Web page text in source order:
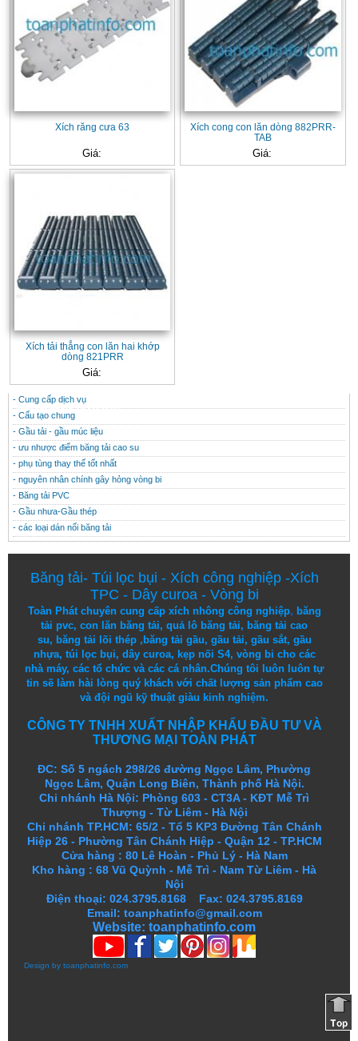
Xích răng cưa 63
Giá:
Xích cong con lăn dòng 882PRR-
TAB
Giá:
Xích tải thẳng con lăn hai khớp
dòng 821PRR
Giá:
CONTACT
THÔNG TIN HỮU ÍCH
- Cung cấp dịch vụ
- Cấu tạo chung
- Gầu tải - gầu múc liệu
- ưu nhược điểm băng tải cao su
- phụ tùng thay thế tốt nhất
- nguyên nhân chính gây hỏng vòng bi
- Băng tải PVC
- Gầu nhưa-Gầu thép
- các loại dán nối băng tải
Băng tải- Túi lọc bụi - Xích công nghiệp-Xích
TPC - Dây curoa - Vòng bi
Toàn Phát chuyên cung cấp xích nhông công nghiệp, băng
tải pvc,con lăn băng tải,quả lô băng tải, băng tải cao
su, băng tải lõi thép,băng tải gầu, gầu tải, gầu sắt, gầu
nhựa, túi lọc bụi, dây curoa, kẹp nối S4, vòng bi cho các
nhà máy, các tổ chức và các cá nhân.Chúng tôi luôn luôn tự
tin sẽ làm hài lòng quý khách với chất lượng sảnphẩm cao
và đội ngũ kỹ thuật giàu kinh nghiệm.
CÔNG TY TNHH XUẤT NHẬP KHẨU ĐẦU TƯ VÀ
THƯƠNG MẠI TOÀN PHÁT
ĐC: Số 5 ngách 298/26 đường Ngọc Lâm, Phường
Ngọc Lâm, Quận Long Biên, Thành phố Hà Nội.
Chi nhánh Hà Nội: Phòng 603 - CT3A - KĐT Mễ Trì
Thượng - Từ Liêm - Hà Nội
Chi nhánh TP.HCM: 65/2 - Tổ 5 KP3 Đường Tân Chánh
Hiệp 26 - Phường Tân Chánh Hiệp - Quận 12 - TP.HCM
Cửa hàng : 80 Lê Hoàn - Phủ Lý - Hà Nam
Kho hàng :68 Vũ Quỳnh - Mễ Trì - Nam Từ Liêm - Hà
Nội
Điện thoại: 024.3795.8168 Fax: 024.3795.8169
Email: toanphatinfo@gmail.com
Website: toanphatinfo.com
Design by toanphatinfo.com